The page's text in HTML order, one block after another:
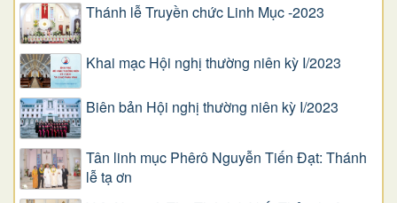
Thánh lễ Truyền chức Linh Mục -2023
Khai mạc Hội nghị thường niên kỳ I/2023
Biên bản Hội nghị thường niên kỳ I/2023
Tân linh mục Phêrô Nguyễn Tiến Đạt: Thánh
lễ tạ ơn